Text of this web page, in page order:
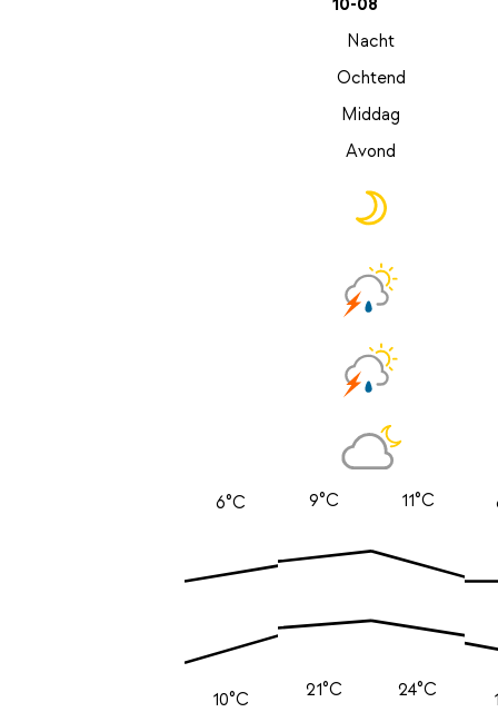
10-08
Nacht
Ochtend
Middag
Avond
6°C
10°C
9°C
21°C
11°C
24°C